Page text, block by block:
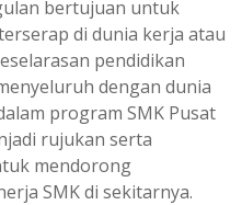
bertujuan untuk
di dunia kerja atau
pendidikan
dengan dunia
program SMK Pusat
rujukan serta
mendorong
SMK di sekitarnya.